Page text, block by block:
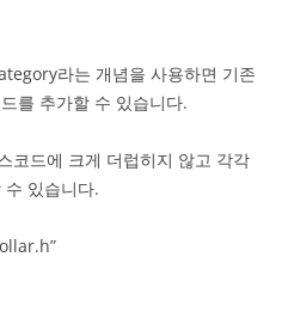
라는 개념을 사용하면 기존
를 추가할 수 있습니다.
코드에 크게 더럽히지 않고 각각
있습니다.